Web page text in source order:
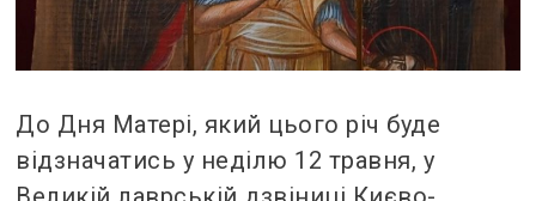
До Дня Матері, який цього річ буде
відзначатись у неділю 12 травня, у